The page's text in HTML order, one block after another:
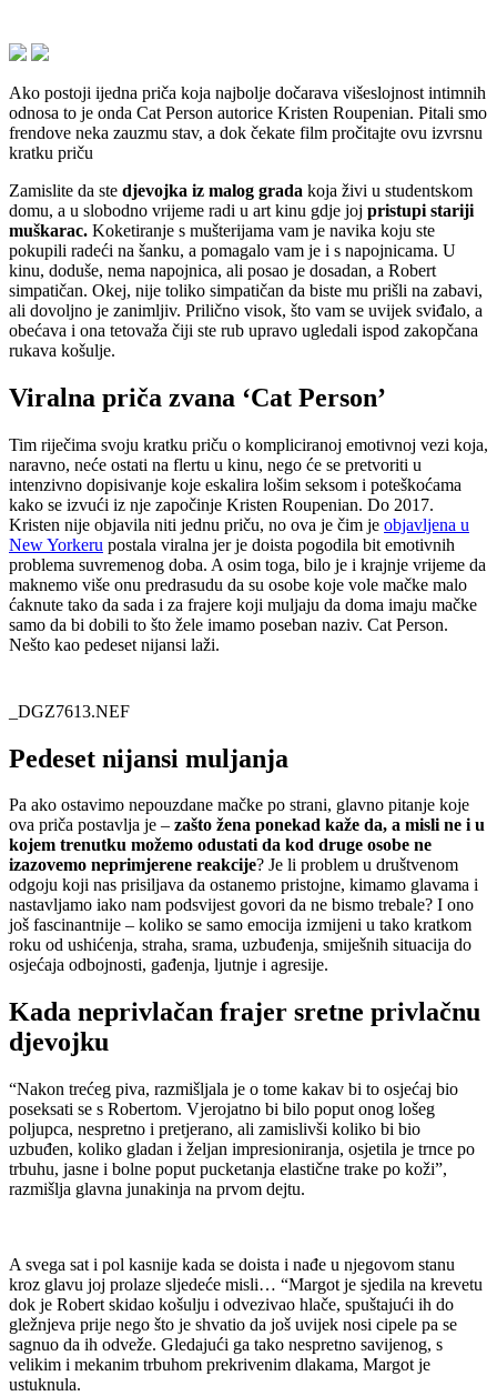
Ako postoji ijedna priča koja najbolje dočarava višeslojnost intimnih
odnosa to je onda Cat Person autorice Kristen Roupenian. Pitali smo
frendove neka zauzmu stav, a dok čekate film pročitajte ovu izvrsnu
kratku priču
Zamislite da ste djevojka iz malog grada koja živi u studentskom
domu, a u slobodno vrijeme radi u art kinu gdje joj pristupi stariji
muškarac. Koketiranje s mušterijama vam je navika koju ste
pokupili radeći na šanku, a pomagalo vam je i s napojnicama. U
kinu, doduše, nema napojnica, ali posao je dosadan, a Robert
simpatičan. Okej, nije toliko simpatičan da biste mu prišli na zabavi,
ali dovoljno je zanimljiv. Prilično visok, što vam se uvijek sviđalo, a
obećava i ona tetovaža čiji ste rub upravo ugledali ispod zakopčana
rukava košulje.
Viralna priča zvana ‘Cat Person’
Tim riječima svoju kratku priču o kompliciranoj emotivnoj vezi koja,
naravno, neće ostati na flertu u kinu, nego će se pretvoriti u
intenzivno dopisivanje koje eskalira lošim seksom i poteškoćama
kako se izvući iz nje započinje Kristen Roupenian. Do 2017.
Kristen nije objavila niti jednu priču, no ova je čim je objavljena u
New Yorkeru postala viralna jer je doista pogodila bit emotivnih
problema suvremenog doba. A osim toga, bilo je i krajnje vrijeme da
maknemo više onu predrasudu da su osobe koje vole mačke malo
ćaknute tako da sada i za frajere koji muljaju da doma imaju mačke
samo da bi dobili to što žele imamo poseban naziv. Cat Person.
Nešto kao pedeset nijansi laži.
_DGZ7613.NEF
Pedeset nijansi muljanja
Pa ako ostavimo nepouzdane mačke po strani, glavno pitanje koje
ova priča postavlja je – zašto žena ponekad kaže da, a misli ne i u
kojem trenutku možemo odustati da kod druge osobe ne
izazovemo neprimjerene reakcije? Je li problem u društvenom
odgoju koji nas prisiljava da ostanemo pristojne, kimamo glavama i
nastavljamo iako nam podsvijest govori da ne bismo trebale? I ono
još fascinantnije – koliko se samo emocija izmijeni u tako kratkom
roku od ushićenja, straha, srama, uzbuđenja, smiješnih situacija do
osjećaja odbojnosti, gađenja, ljutnje i agresije.
Kada neprivlačan frajer sretne privlačnu
djevojku
“Nakon trećeg piva, razmišljala je o tome kakav bi to osjećaj bio
poseksati se s Robertom. Vjerojatno bi bilo poput onog lošeg
poljupca, nespretno i pretjerano, ali zamislivši koliko bi bio
uzbuđen, koliko gladan i željan impresioniranja, osjetila je trnce po
trbuhu, jasne i bolne poput pucketanja elastične trake po koži”,
razmišlja glavna junakinja na prvom dejtu.
A svega sat i pol kasnije kada se doista i nađe u njegovom stanu
kroz glavu joj prolaze sljedeće misli… “Margot je sjedila na krevetu
dok je Robert skidao košulju i odvezivao hlače, spuštajući ih do
gležnjeva prije nego što je shvatio da još uvijek nosi cipele pa se
sagnuo da ih odveže. Gledajući ga tako nespretno savijenog, s
velikim i mekanim trbuhom prekrivenim dlakama, Margot je
ustuknula.